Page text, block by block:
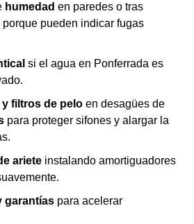
humedad en paredes o tras
pueden indicar fugas
si el agua en Ponferrada es
filtros de pelo en desagües de
para proteger sifones y alargar la
ariete instalando amortiguadores
garantías para acelerar